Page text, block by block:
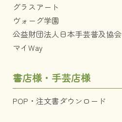
グラスアート
ヴォーグ学園
公益財団法人日本手芸普及協会
マイWay
書店様・手芸店様
POP・注文書ダウンロード